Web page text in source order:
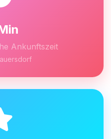
Ankunftszeit